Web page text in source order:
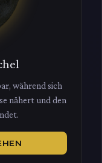
während sich
nähert und den